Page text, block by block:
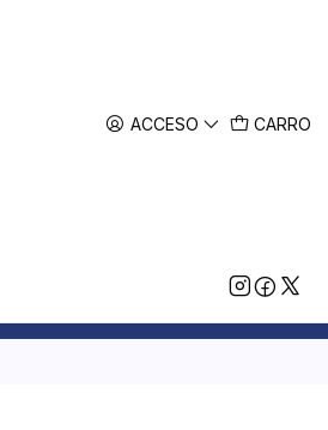
ACCESO CARRO